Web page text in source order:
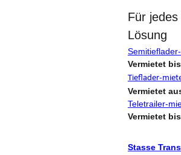
Für
Lösung
Vermietet
Tieflader-
Vermietet
Teletrailer-
Vermietet
Stasse